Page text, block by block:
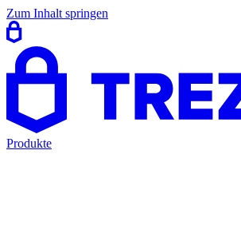
Zum Inhalt springen
Produkte